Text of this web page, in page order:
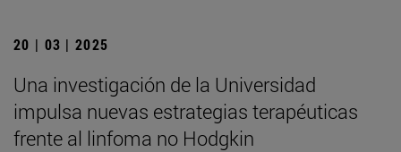
20 | 03 | 2025
Una investigación de la Universidad
impulsa nuevas estrategias terapéuticas
frente al linfoma no Hodgkin